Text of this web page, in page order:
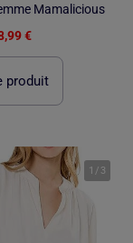
Mamalicious
€
produit
1 / 3